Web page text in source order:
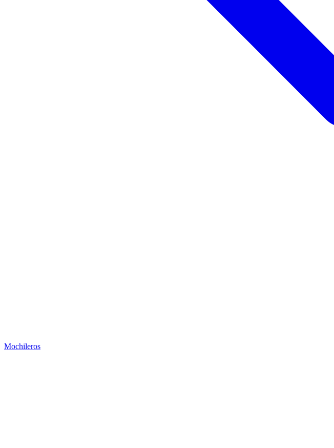
Mochileros